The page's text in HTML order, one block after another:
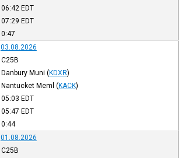
06:42 EDT
07:29 EDT
0:47
03.08.2026
C25B
Danbury Muni (KDXR)
Nantucket Meml (KACK)
05:03 EDT
05:47 EDT
0:44
01.08.2026
C25B